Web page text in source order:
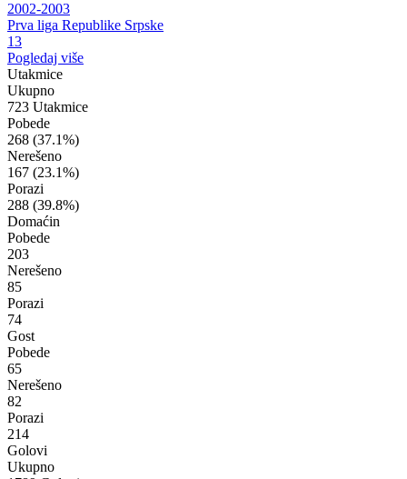
2002-2003
Prva liga Republike Srpske
13
Pogledaj više
Utakmice
Ukupno
723 Utakmice
Pobede
268 (37.1%)
Nerešeno
167 (23.1%)
Porazi
288 (39.8%)
Domaćin
Pobede
203
Nerešeno
85
Porazi
74
Gost
Pobede
65
Nerešeno
82
Porazi
214
Golovi
Ukupno